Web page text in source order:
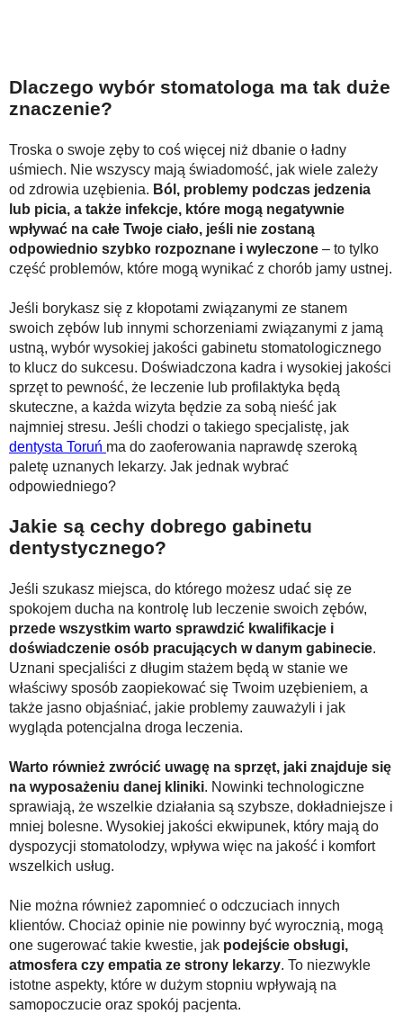
Stop samotności
Z internetem za pan brat
Bezpiecznie i w zgodzie z prawem
Dlaczego wybór stomatologa ma tak duże
znaczenie?
Troska o swoje zęby to coś więcej niż dbanie o ładny
uśmiech. Nie wszyscy mają świadomość, jak wiele zależy
od zdrowia uzębienia. Ból, problemy podczas jedzenia
lub picia, a także infekcje, które mogą negatywnie
wpływać na całe Twoje ciało, jeśli nie zostaną
odpowiednio szybko rozpoznane i wyleczone – to tylko
część problemów, które mogą wynikać z chorób jamy ustnej.
Jeśli borykasz się z kłopotami związanymi ze stanem
swoich zębów lub innymi schorzeniami związanymi z jamą
ustną, wybór wysokiej jakości gabinetu stomatologicznego
to klucz do sukcesu. Doświadczona kadra i wysokiej jakości
sprzęt to pewność, że leczenie lub profilaktyka będą
skuteczne, a każda wizyta będzie za sobą nieść jak
najmniej stresu. Jeśli chodzi o takiego specjalistę, jak
dentysta Toruń ma do zaoferowania naprawdę szeroką
paletę uznanych lekarzy. Jak jednak wybrać
odpowiedniego?
Jakie są cechy dobrego gabinetu
dentystycznego?
Jeśli szukasz miejsca, do którego możesz udać się ze
spokojem ducha na kontrolę lub leczenie swoich zębów,
przede wszystkim warto sprawdzić kwalifikacje i
doświadczenie osób pracujących w danym gabinecie.
Uznani specjaliści z długim stażem będą w stanie we
właściwy sposób zaopiekować się Twoim uzębieniem, a
także jasno objaśniać, jakie problemy zauważyli i jak
wygląda potencjalna droga leczenia.
Warto również zwrócić uwagę na sprzęt, jaki znajduje się
na wyposażeniu danej kliniki. Nowinki technologiczne
sprawiają, że wszelkie działania są szybsze, dokładniejsze i
mniej bolesne. Wysokiej jakości ekwipunek, który mają do
dyspozycji stomatolodzy, wpływa więc na jakość i komfort
wszelkich usług.
Nie można również zapomnieć o odczuciach innych
klientów. Chociaż opinie nie powinny być wyrocznią, mogą
one sugerować takie kwestie, jak podejście obsługi,
atmosfera czy empatia ze strony lekarzy. To niezwykle
istotne aspekty, które w dużym stopniu wpływają na
samopoczucie oraz spokój pacjenta.